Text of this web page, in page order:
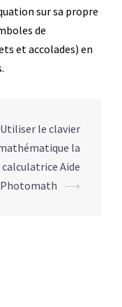
sur sa propre
de
et accolades) en
Utiliser le clavier
la
calculatrice Aide
Photomath ⟶